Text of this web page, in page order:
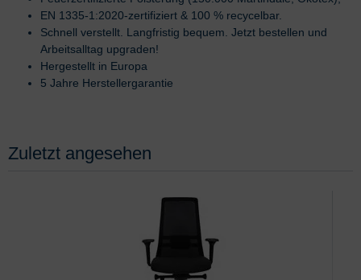
EN 1335-1:2020-zertifiziert & 100 % recycelbar.
Schnell verstellt. Langfristig bequem. Jetzt bestellen und
Arbeitsalltag upgraden!
Hergestellt in Europa
5 Jahre Herstellergarantie
Zuletzt angesehen